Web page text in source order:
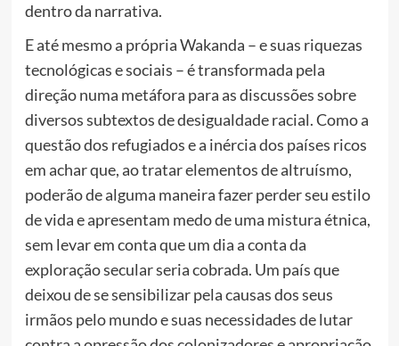
dentro da narrativa.
E até mesmo a própria Wakanda – e suas riquezas
tecnológicas e sociais – é transformada pela
direção numa metáfora para as discussões sobre
diversos subtextos de desigualdade racial. Como a
questão dos refugiados e a inércia dos países ricos
em achar que, ao tratar elementos de altruísmo,
poderão de alguma maneira fazer perder seu estilo
de vida e apresentam medo de uma mistura étnica,
sem levar em conta que um dia a conta da
exploração secular seria cobrada. Um país que
deixou de se sensibilizar pela causas dos seus
irmãos pelo mundo e suas necessidades de lutar